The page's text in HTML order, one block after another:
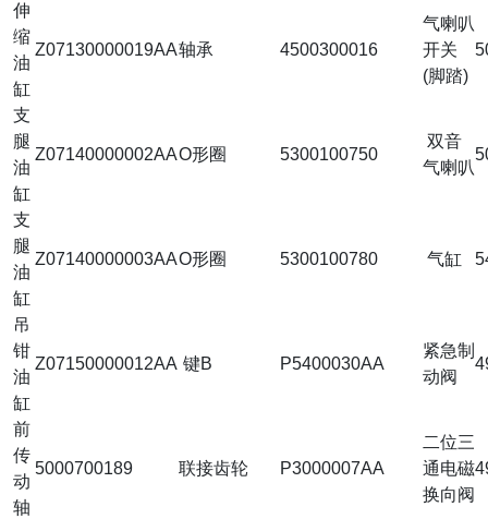
伸
缩
油
缸
Z07130000019AA轴承 4500300016
气喇叭
开关
(脚踏)
支
腿
油
缸
Z07140000002AAO形圈 5300100750
双音
气喇叭
支
腿
油
缸
Z07140000003AAO形圈 5300100780 气缸
吊
钳
油
缸
Z07150000012AA 键B P5400030AA
紧急制
动阀
前
传
动
轴
5000700189 联接齿轮 P3000007AA
二位三
通电磁
换向阀